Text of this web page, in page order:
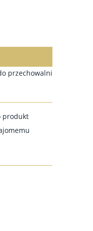
przechowalni
produkt